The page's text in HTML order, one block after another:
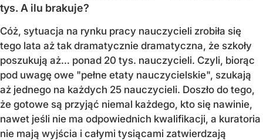
tys. A ilu brakuje?
Cóż, sytuacja na rynku pracy nauczycieli zrobiła się
tego lata aż tak dramatycznie dramatyczna, że szkoły
poszukują aż… ponad 20 tys. nauczycieli. Czyli, biorąc
pod uwagę owe "pełne etaty nauczycielskie", szukają
aż jednego na każdych 25 nauczycieli. Doszło do tego,
że gotowe są przyjąć niemal każdego, kto się nawinie,
nawet jeśli nie ma odpowiednich kwalifikacji, a kuratoria
nie mają wyjścia i całymi tysiącami zatwierdzają